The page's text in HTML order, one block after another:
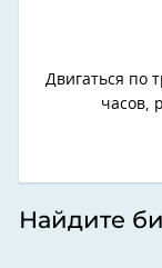
Двигаться по
часов,
Найдите